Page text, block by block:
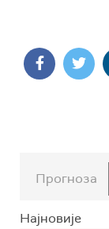
Прогноза
Најновије